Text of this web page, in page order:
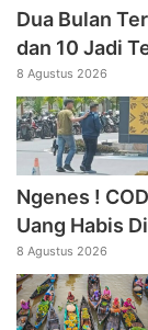
Dua Bulan
dan 10 Jadi
8 Agustus 2026
Ngenes !
Uang Habis
8 Agustus 2026